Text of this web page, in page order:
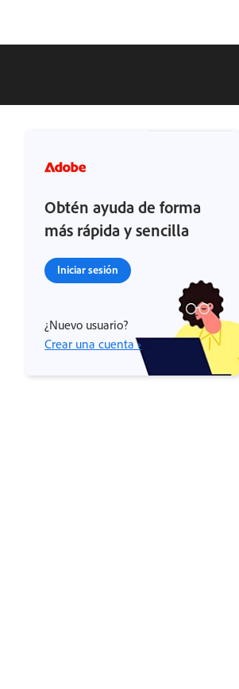
Obtén ayuda de forma
más rápida y sencilla
Iniciar sesión
¿Nuevo usuario?
Crear una cuenta ›